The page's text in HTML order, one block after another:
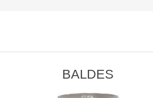
BALDES